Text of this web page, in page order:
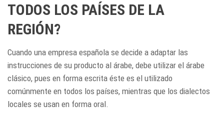
TODOS LOS PAÍSES DE LA
REGIÓN?
Cuando una empresa española se decide a adaptar las
instrucciones de su producto al árabe, debe utilizar el árabe
clásico, pues en forma escrita éste es el utilizado
comúnmente en todos los países, mientras que los dialectos
locales se usan en forma oral.